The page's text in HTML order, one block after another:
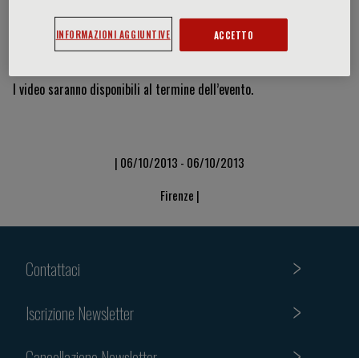
Video & Slide
I video saranno disponibili al termine dell’evento.
| 06/10/2013 - 06/10/2013
Firenze |
Contattaci
Iscrizione Newsletter
INFORMAZIONI AGGIUNTIVE ACCETTO